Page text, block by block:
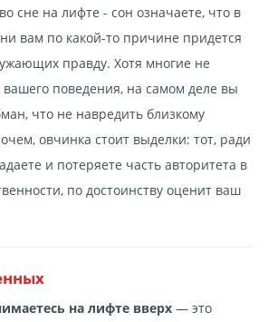
сне на лифте - сон означаете, что в
вам по какой-то причине придется
правду. Хотя многие не
поведения, на самом деле вы
что не навредить близкому
овчинка стоит выделки: тот, ради
и потеряете часть авторитета в
по достоинству оценит ваш
на лифте вверх — это